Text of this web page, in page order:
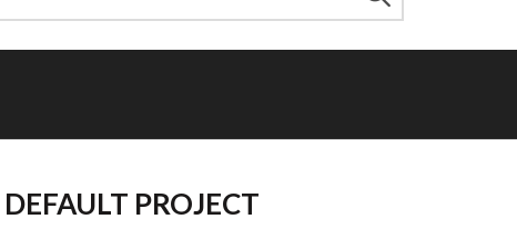
DEFAULT PROJECT